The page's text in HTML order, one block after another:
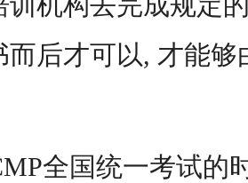
而后才可以, 才能
全国统一考试的